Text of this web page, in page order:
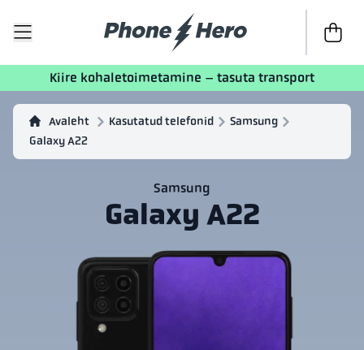
Kassasse
Kiire kohaletoimetamine – tasuta transport
Avaleht Kasutatud telefonid
Samsung
Galaxy A22
Samsung
Galaxy A22